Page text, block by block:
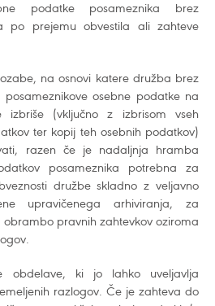
podatke posameznika brez
po prejemu obvestila ali zahteve
na osnovi katere družba brez
osebne podatke na
izbriše (vključno z izbrisom vseh
ter kopij teh osebnih podatkov)
razen če je nadaljnja hramba
posameznika potrebna za
družbe skladno z veljavno
upravičenega arhiviranja, za
pravnih zahtevkov oziroma
obdelave, ki jo lahko uveljavlja
razlogov. Če je zahteva do